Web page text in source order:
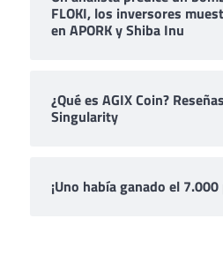
FLOKI, los inversores
en APORK y Shiba Inu
¿Qué es AGIX Coin?
Singularity
¡Uno había ganado el